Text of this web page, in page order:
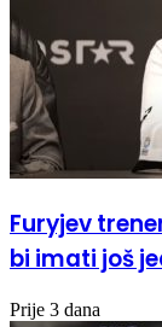
Furyjev
bi imati još
Prije 3 dana